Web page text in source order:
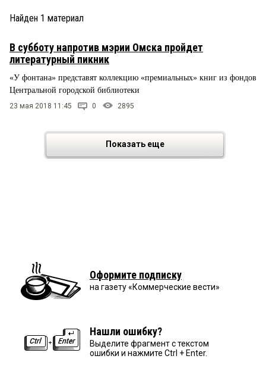
ПРОИСШЕСТВИЯ
СТИЛЬ ЖИЗНИ
Найден 1 материал
В субботу напротив мэрии Омска пройдет
литературный пикник
«У фонтана» представят коллекцию «премиальных» книг из фондов
Центральной городской библиотеки
23 мая 2018 11:45 0 2895
Показать еще
Оформите подписку
на газету «Коммерческие вести»
Нашли ошибку?
Выделите фрагмент с текстом
ошибки и нажмите Ctrl + Enter.